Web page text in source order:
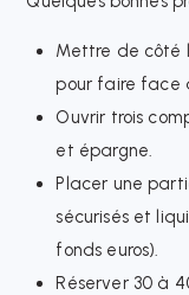
Mettre de côté
pour faire face
Ouvrir trois
et épargne.​
Placer une
sécurisés et
fonds euros).​
Réserver 30 à